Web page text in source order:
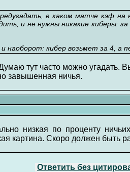
в каком матче кэф на
и не нужны никакие киберы:
кибер возьмет за 4, а
тут часто можно угадать.
завышенная ничья.
низкая по проценту
картина. Скоро должен быть
Ответить без